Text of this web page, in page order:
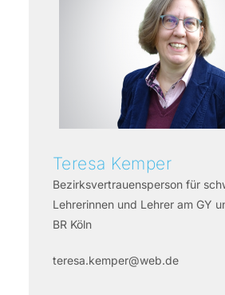
Teresa Kemper
Bezirksvertrauensperson für
Lehrerinnen und Lehrer am GY
BR Köln
teresa.kemper@web.de